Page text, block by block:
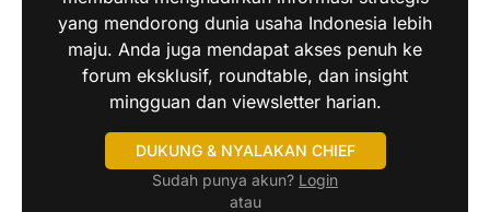
yang mendorong dunia usaha Indonesia lebih
maju. Anda juga mendapat akses penuh ke
forum eksklusif, roundtable, dan insight
mingguan dan viewsletter harian.
DUKUNG & NYALAKAN CHIEF
Sudah punya akun? Login
atau